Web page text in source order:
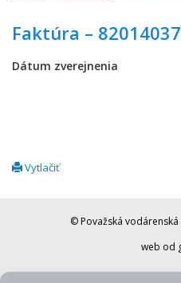
Faktúra –
Dátum zverejnenia
Vytlačiť
© Považská
web od